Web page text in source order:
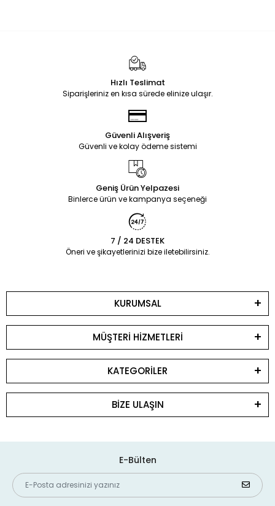
Hızlı Teslimat
Siparişleriniz en kısa sürede elinize ulaşır.
Güvenli Alışveriş
Güvenli ve kolay ödeme sistemi
Geniş Ürün Yelpazesi
Binlerce ürün ve kampanya seçeneği
7 / 24 DESTEK
Öneri ve şikayetlerinizi bize iletebilirsiniz.
KURUMSAL
MÜŞTERİ HİZMETLERİ
KATEGORİLER
BİZE ULAŞIN
E-Bülten